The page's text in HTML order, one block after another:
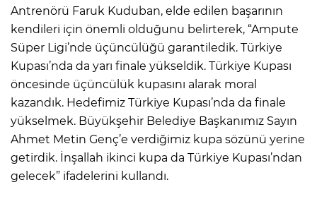
Antrenörü Faruk Kuduban, elde edilen başarının
kendileri için önemli olduğunu belirterek, “Ampute
Süper Ligi’nde üçüncülüğü garantiledik. Türkiye
Kupası’nda da yarı finale yükseldik. Türkiye Kupası
öncesinde üçüncülük kupasını alarak moral
kazandık. Hedefimiz Türkiye Kupası’nda da finale
yükselmek. Büyükşehir Belediye Başkanımız Sayın
Ahmet Metin Genç’e verdiğimiz kupa sözünü yerine
getirdik. İnşallah ikinci kupa da Türkiye Kupası’ndan
gelecek” ifadelerini kullandı.